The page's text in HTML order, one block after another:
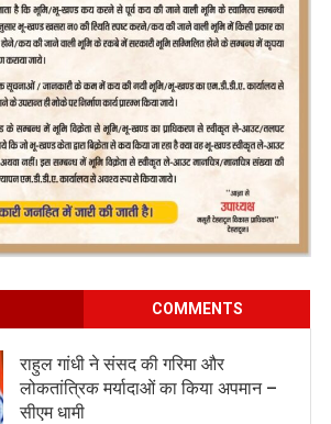
COMMENTS
राहुल गांधी ने संसद की गरिमा और
लोकतांत्रिक मर्यादाओं का किया अपमान –
सीएम धामी